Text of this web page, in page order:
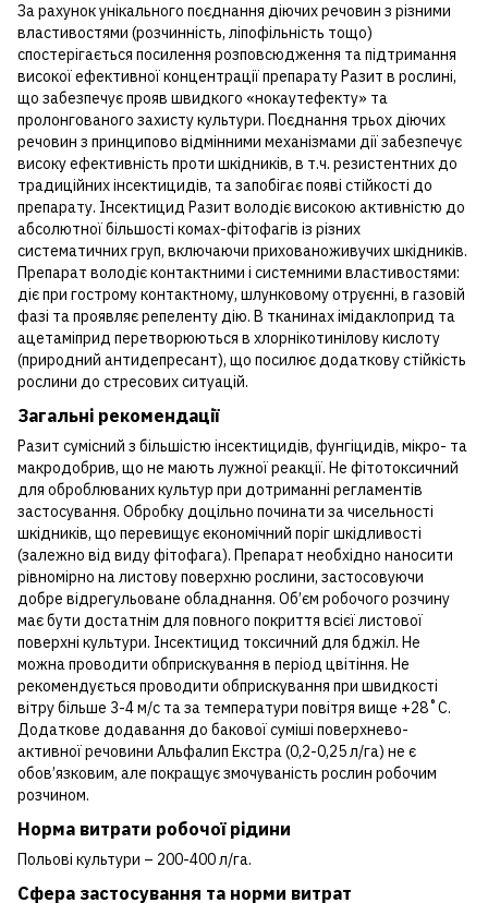
За рахунок унікального поєднання діючих речовин з різними
властивостями (розчинність, ліпофільність тощо)
спостерігається посилення розповсюдження та підтримання
високої ефективної концентрації препарату Разит в рослині,
що забезпечує прояв швидкого «нокаутефекту» та
пролонгованого захисту культури. Поєднання трьох діючих
речовин з принципово відмінними механізмами дії забезпечує
високу ефективність проти шкідників, в т.ч. резистентних до
традиційних інсектицидів, та запобігає появі стійкості до
препарату. Інсектицид Разит володіє високою активністю до
абсолютної більшості комах-фітофагів із різних
систематичних груп, включаючи прихованоживучих шкідників.
Препарат володіє контактними і системними властивостями:
діє при гострому контактному, шлунковому отруєнні, в газовій
фазі та проявляє репеленту дію. В тканинах імідаклоприд та
ацетаміприд перетворюються в хлорнікотинілову кислоту
(природний антидепресант), що посилює додаткову стійкість
рослини до стресових ситуацій.
Загальні рекомендації
Разит сумісний з більшістю інсектицидів, фунгіцидів, мікро- та
макродобрив, що не мають лужної реакції. Не фітотоксичний
для оброблюваних культур при дотриманні регламентів
застосування. Обробку доцільно починати за чисельності
шкідників, що перевищує економічний поріг шкідливості
(залежно від виду фітофага). Препарат необхідно наносити
рівномірно на листову поверхню рослини, застосовуючи
добре відрегульоване обладнання. Об’єм робочого розчину
має бути достатнім для повного покриття всієї листової
поверхні культури. Інсектицид токсичний для бджіл. Не
можна проводити обприскування в період цвітіння. Не
рекомендується проводити обприскування при швидкості
вітру більше 3-4 м/с та за температури повітря вище +28˚С.
Додаткове додавання до бакової суміші поверхнево-
активної речовини Альфалип Екстра (0,2-0,25 л/га) не є
обов’язковим, але покращує змочуваність рослин робочим
розчином.
Норма витрати робочої рідини
Польові культури – 200-400 л/га.
Cфера застосування та норми витрат